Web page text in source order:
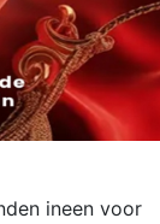
ineen voor